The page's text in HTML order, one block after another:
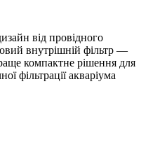
від провідного
внутрішній фільтр —
компактне рішення для
фільтрації акваріума